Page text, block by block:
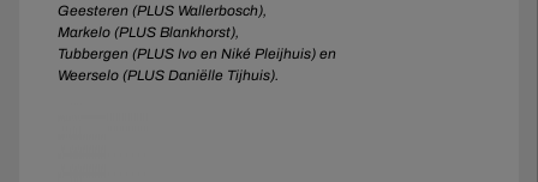
Geesteren (PLUS Wallerbosch),
Markelo (PLUS Blankhorst),
Tubbergen (PLUS Ivo en Niké Pleijhuis) en
Weerselo (PLUS Daniëlle Tijhuis).